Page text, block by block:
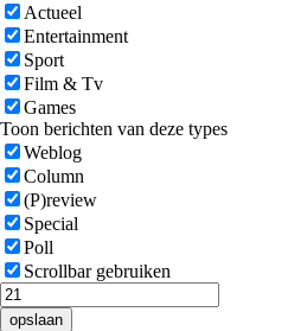
Actueel
Entertainment
Sport
Film & Tv
Games
Toon berichten van deze types
Weblog
Column
(P)review
Special
Poll
Scrollbar gebruiken
opslaan